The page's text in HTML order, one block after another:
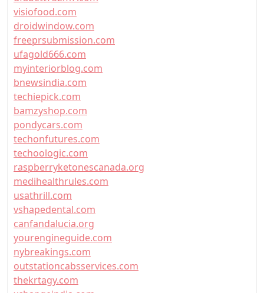
visiofood.com
droidwindow.com
freeprsubmission.com
ufagold666.com
myinteriorblog.com
bnewsindia.com
techiepick.com
bamzyshop.com
pondycars.com
techonfutures.com
techoologic.com
raspberryketonescanada.org
medihealthrules.com
usathrill.com
vshapedental.com
canfandalucia.org
yourengineguide.com
nybreakings.com
outstationcabsservices.com
thekrtagy.com